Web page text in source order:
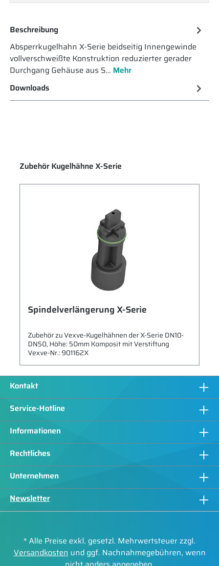
Beschreibung
Absperrkugelhahn X-Serie beidseitig Innengewinde
vollverschweißte Konstruktion reduzierter gerader
Durchgang Gehäuse aus S… Mehr
Downloads
Produktgalerie überspringen
Zubehör Kugelhähne X-Serie
Spindelverlängerung X-Serie
Zubehör zu Vexve-Kugelhähnen der X-Serie DN10-
DN50, Höhe: 50mm Komposit mit Verstiftung
Vexve-Nr.: 901162X
Kontakt
Service-Hotline
Informationen
Rechtliches
Unternehmen
Newsletter
* Alle Preise exkl. gesetzl. Mehrwertsteuer zzgl.
Versandkostenund ggf. Nachnahmegebühren, wenn